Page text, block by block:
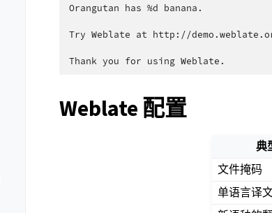
Orangutan has %d banana.
Try Weblate at http://
Weblate 配置
典
文件掩码
单语言译